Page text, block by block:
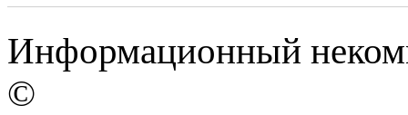
Информационный
©